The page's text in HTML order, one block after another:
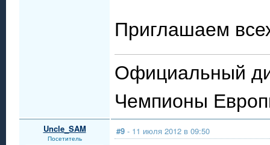
Приглашаем
Официальный
Чемпионы
Uncle_SAM
Посетитель
#9 - 11 июля 2012 в 09:50